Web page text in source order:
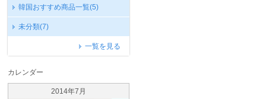
韓国おすすめ商品一覧(5)
未分類(7)
一覧を見る
カレンダー
2014年7月